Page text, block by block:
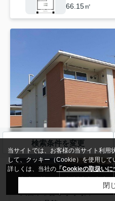
66.15㎡
久留米市善導寺町与田
検索条件を変更
来店予約 無料売却査定
当サイトでは、お客様の当サイト利用
して、クッキー（Cookie）を使用して
詳しくは、当社の 「Cookieの取扱いに
閉